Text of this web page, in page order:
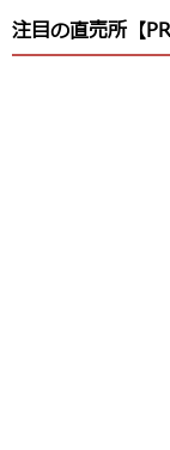
注目の直売所【PR